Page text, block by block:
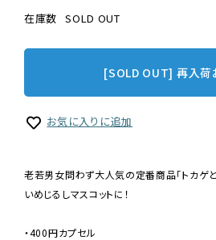
在庫数 SOLD OUT
[SOLD OUT] 再入荷
お気に入りに追加
老若男女問わず大人気の定番商品「トカゲ
いめじるしマスコットに！
・400円カプセル